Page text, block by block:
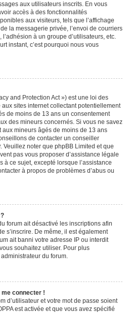
aux utilisateurs inscrits. En vous
accès à des fonctionnalités
aux visiteurs, tels que l’affichage
la messagerie privée, l’envoi de courriers
à un groupe d’utilisateurs, etc.
instant, c’est pourquoi nous vous
and Protection Act ») est une loi des
aux sites internet collectant potentiellement
de moins de 13 ans un consentement
des mineurs concernés. Si vous ne savez
mineurs âgés de moins de 13 ans
de contacter un conseiller
noter que phpBB Limited et que
pas vous proposer d’assistance légale
à ce sujet, excepté lorsque l’assistance
à propos de problèmes d’abus ou
forum ait désactivé les inscriptions afin
s’inscrire. De même, il est également
ait banni votre adresse IP ou interdit
souhaitez utiliser. Pour plus
du forum.
connecter !
d’utilisateur et votre mot de passe soient
est activée et que vous avez spécifié